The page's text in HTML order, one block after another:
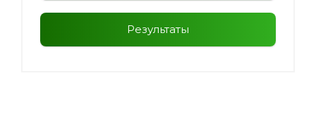
Результаты